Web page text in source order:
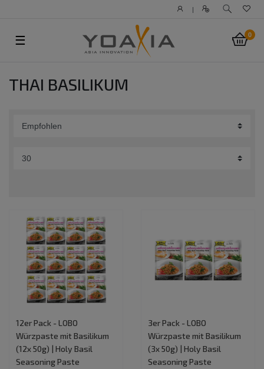
|
0
☰
THAI BASILIKUM
12er Pack - LOBO
Würzpaste mit Basilikum
(12x 50g) | Holy Basil
Seasoning Paste
3er Pack - LOBO
Würzpaste mit Basilikum
(3x 50g) | Holy Basil
Seasoning Paste